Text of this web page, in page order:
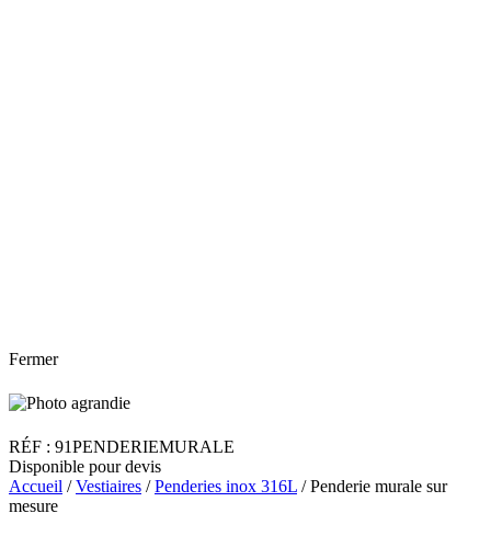
Fermer
RÉF : 91PENDERIEMURALE
Disponible pour devis
Accueil /Vestiaires /Penderies inox 316L / Penderie murale sur
mesure